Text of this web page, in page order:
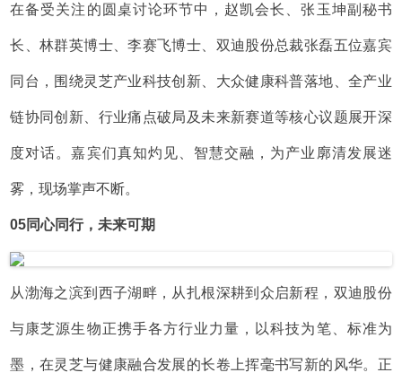
在备受关注的圆桌讨论环节中，赵凯会长、张玉坤副秘书
长、林群英博士、李赛飞博士、双迪股份总裁张磊五位嘉宾
同台，围绕灵芝产业科技创新、大众健康科普落地、全产业
链协同创新、行业痛点破局及未来新赛道等核心议题展开深
度对话。嘉宾们真知灼见、智慧交融，为产业廓清发展迷
雾，现场掌声不断。
05同心同行，未来可期
从渤海之滨到西子湖畔，从扎根深耕到众启新程，双迪股份
与康芝源生物正携手各方行业力量，以科技为笔、标准为
墨，在灵芝与健康融合发展的长卷上挥毫书写新的风华。正